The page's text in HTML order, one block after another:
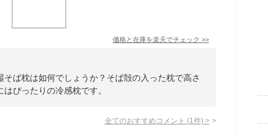
価格と在庫を楽天でチェック >>
ば枕は如何でしょうか？そば殻の入った枕で高さ
ぴったりの冷感枕です。
全てのおすすめコメント (1 件) >